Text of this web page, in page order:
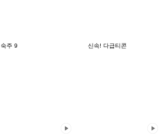
숙주 9 신속! 다급티콘